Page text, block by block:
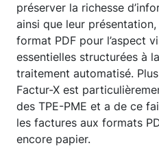
préserver la richesse
ainsi que leur
format PDF pour l’aspect
essentielles structurées à
traitement automatisé.
Factur-X est
des TPE-PME et a de ce
les factures aux formats
encore papier.